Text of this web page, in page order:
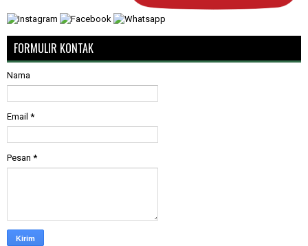
FORMULIR KONTAK
Nama
Email *
Pesan *